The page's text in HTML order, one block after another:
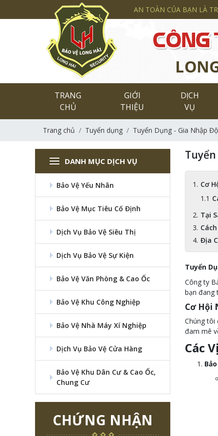
AN TOÀN CỦA BẠN LÀ
TRANG
CHỦ
GIỚI
THIỆU
DỊCH
VỤ
Trang chủ Tuyển dụng Tuyển Dụng - Gia Nhập
DANH MỤC DỊCH VỤ
Bảo Vệ Yếu Nhân
Bảo Vệ Mục Tiêu Cố Định
Dịch Vụ Bảo Vệ Siêu Thị
Dịch Vụ Bảo Vệ Sự Kiện
Bảo Vệ Văn Phòng & Cao Ốc
Bảo Vệ Khu Công Nghiệp
Bảo Vệ Nhà Máy Xí Nghiệp
Dịch Vụ Bảo Vệ Cửa Hàng
Bảo Vệ Khu Dân Cư & Cao Ốc,
Chung Cư
CHỨNG NHẬN
Cơ
Tại
Địa
Tuyển
Công ty
bạn đang
Cơ Hội
Chúng tôi
đam mê
Các